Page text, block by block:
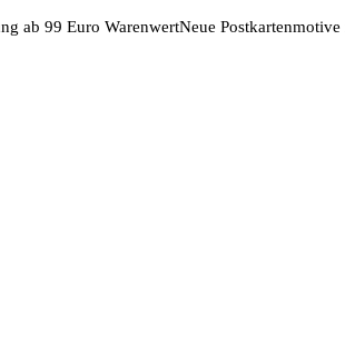
ab 99 Euro WarenwertNeue Postkartenmotive